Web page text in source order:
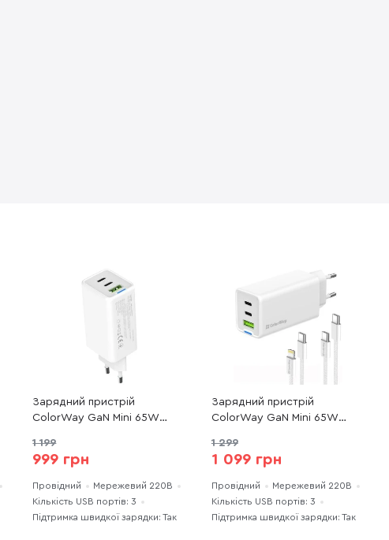
Зарядний пристрій
ColorWay GaN Mini 65W
1 199
999 грн
Провідний
Мережевий 220В
Кількість USB портів: 3
Підтримка швидкої зарядки: Так
Зарядний пристрій
ColorWay GaN Mini 65W
and Type-C / Lightning (CW-
CHS058PDCL-WT)
1 299
1 099 грн
Провідний
Мережевий 220В
Кількість USB портів: 3
Підтримка швидкої зарядки: Так